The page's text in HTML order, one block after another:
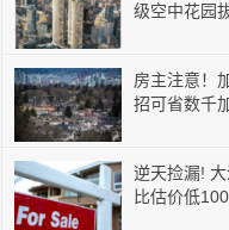
级空中花园
房主注意！
招可省数千
逆天捡漏!
比估价低